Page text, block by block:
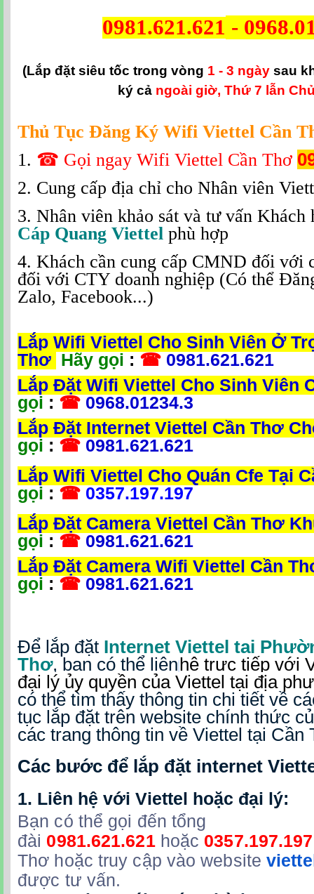
0981.621.621 -
(Lắp đặt siêu tốc trong vòng 1 - 3 ngày sau
ký cả ngoài giờ, Thứ 7 lẫn
Thủ Tục Đăng Ký Wifi Viettel Cần
1. ☎ Gọi ngay Wifi Viettel Cần Thơ
2. Cung cấp địa chỉ cho Nhân viên
3. Nhân viên khảo sát và tư vấn Khách
Cáp Quang Viettel phù hợp
4. Khách cần cung cấp CMND đối với
đối với CTY doanh nghiệp (Có thể
Zalo, Facebook...)
Lắp Wifi Viettel Cho Sinh Viên Ở
Thơ Hãy gọi : ☎ 0981.621.621
Lắp Đặt Wifi Viettel Cho Sinh Viên
gọi : ☎ 0968.01234.3
Lắp Đặt Internet Viettel Cần Thơ
gọi : ☎ 0981.621.621
Lắp Wifi Viettel Cho Quán Cfe Tại
gọi : ☎ 0357.197.197
Lắp Đặt Camera Viettel Cần Thơ
gọi : ☎ 0981.621.621
Lắp Đặt Camera Wifi Viettel Cần
gọi : ☎ 0981.621.621
Để lắp đặt Internet Viettel tại
Thơ, bạn có thể liênhệ trực tiếp với
đại lý ủy quyền của Viettel tại địa
có thể tìm thấy thông tin chi tiết về
tục lắp đặt trên website chính thức
các trang thông tin về Viettel tại Cần
Các bước để lắp đặt internet
1. Liên hệ với Viettel hoặc đại lý:
Bạn có thể gọi đến tổng
đài 0981.621.621hoặc 0357.197.197
Thơ hoặc truy cập vào website
được tư vấn.